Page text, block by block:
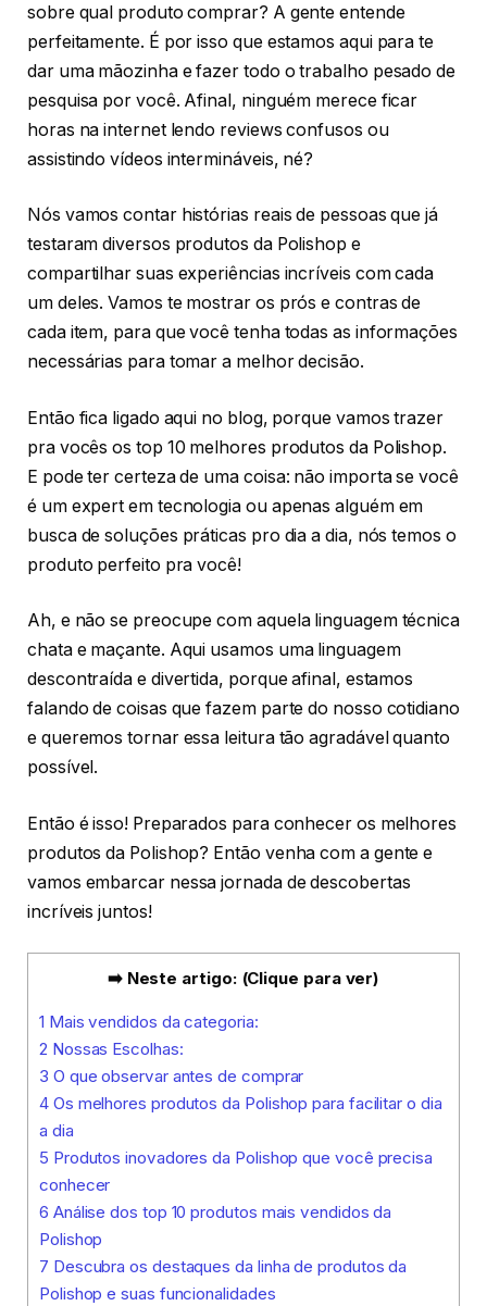
sobre qual produto comprar? A gente entende
perfeitamente. É por isso que estamos aqui para te
dar uma mãozinha e fazer todo o trabalho pesado de
pesquisa por você. Afinal, ninguém merece ficar
horas na internet lendo reviews confusos ou
assistindo vídeos intermináveis, né?
Nós vamos contar histórias reais de pessoas que já
testaram diversos produtos da Polishop e
compartilhar suas experiências incríveis com cada
um deles. Vamos te mostrar os prós e contras de
cada item, para que você tenha todas as informações
necessárias para tomar a melhor decisão.
Então fica ligado aqui no blog, porque vamos trazer
pra vocês os top 10 melhores produtos da Polishop.
E pode ter certeza de uma coisa: não importa se você
é um expert em tecnologia ou apenas alguém em
busca de soluções práticas pro dia a dia, nós temos o
produto perfeito pra você!
Ah, e não se preocupe com aquela linguagem técnica
chata e maçante. Aqui usamos uma linguagem
descontraída e divertida, porque afinal, estamos
falando de coisas que fazem parte do nosso cotidiano
e queremos tornar essa leitura tão agradável quanto
possível.
Então é isso! Preparados para conhecer os melhores
produtos da Polishop? Então venha com a gente e
vamos embarcar nessa jornada de descobertas
incríveis juntos!
➡️ Neste artigo: (Clique para ver)
1 Mais vendidos da categoria:
2 Nossas Escolhas:
3 O que observar antes de comprar
4Os melhores produtos da Polishop para facilitar o dia
a dia
5 Produtos inovadores da Polishop que você precisa
conhecer
6 Análise dos top 10 produtos mais vendidos da
Polishop
7 Descubra os destaques da linha de produtos da
Polishop e suas funcionalidades